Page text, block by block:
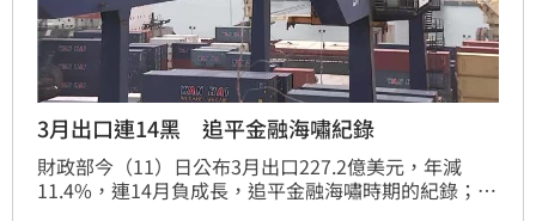
3月出口連14黑 追平金融海嘯紀錄
財政部今（11）日公布3月出口227.2億美元，年減
11.4%，連14月負成長，追平金融海嘯時期的紀錄；進